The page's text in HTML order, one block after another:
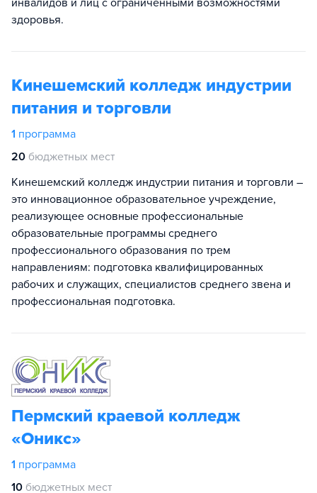
инвалидов и лиц с ограниченными возможностями
здоровья.
Кинешемский колледж индустрии
питания и торговли
1 программа
20 бюджетных мест
Кинешемский колледж индустрии питания и торговли –
это инновационное образовательное учреждение,
реализующее основные профессиональные
образовательные программы среднего
профессионального образования по трем
направлениям: подготовка квалифицированных
рабочих и служащих, специалистов среднего звена и
профессиональная подготовка.
Пермский краевой колледж
«Оникс»
1 программа
10 бюджетных мест